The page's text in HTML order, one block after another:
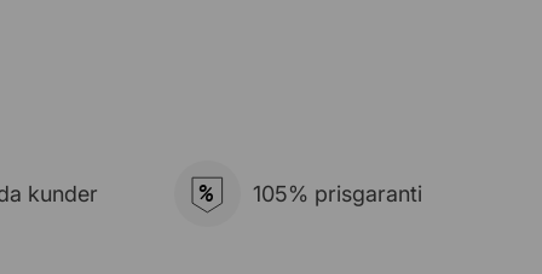
kunder % 105% prisgaranti